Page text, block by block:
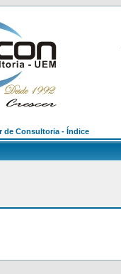
de Consultoria - Índice